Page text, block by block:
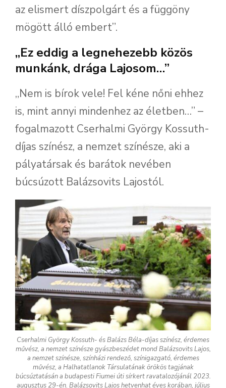
az elismert díszpolgárt és a függöny
mögött álló embert”.
„Ez eddig a legnehezebb közös
munkánk, drága Lajosom…”
„Nem is bírok vele! Fel kéne nőni ehhez
is, mint annyi mindenhez az életben…” –
fogalmazott Cserhalmi György Kossuth-
díjas színész, a nemzet színésze, aki a
pályatársak és barátok nevében
búcsúzott Balázsovits Lajostól.
Cserhalmi György Kossuth- és Balázs Béla-díjas színész, érdemes
művész, a nemzet színésze gyászbeszédet mond Balázsovits Lajos,
a nemzet színésze, színházi rendező, színigazgató, érdemes
művész, a Halhatatlanok Társulatának örökös tagjának
búcsúztatásán a budapesti Fiumei úti sírkert ravatalozójánál 2023.
augusztus 29-én. Balázsovits Lajos hetvenhat éves korában, július